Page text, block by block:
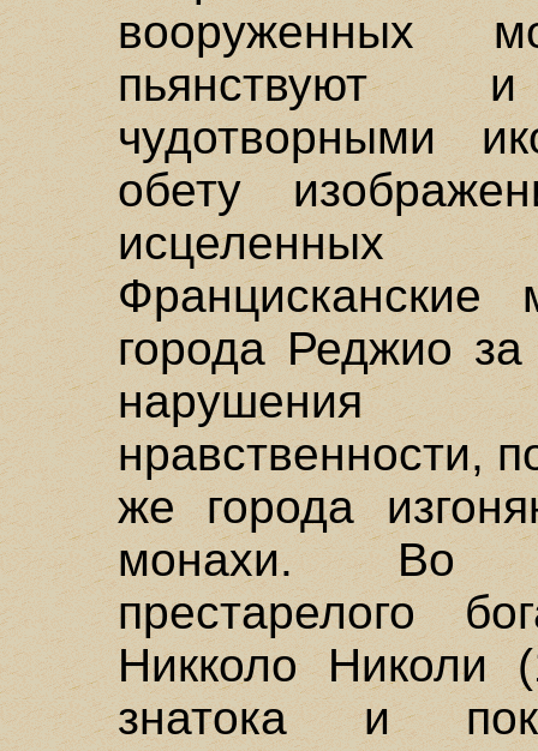
вооруженных
пьянствуют
чудотворными
обету
Францисканские
города Реджио
нарушения
нравственности,
же города
монахи. Во
престарелого
Никколо Николи
знатока и